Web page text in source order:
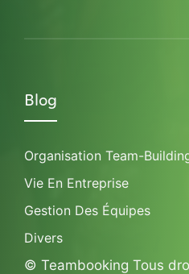
Blog
Organisation Team-
Vie En Entreprise
Gestion Des Équipes
Divers
© Teambooking Tous